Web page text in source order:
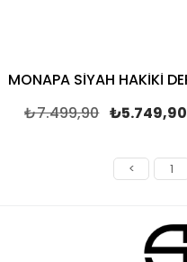
₺5.749,90
₺7.499,90
< 1